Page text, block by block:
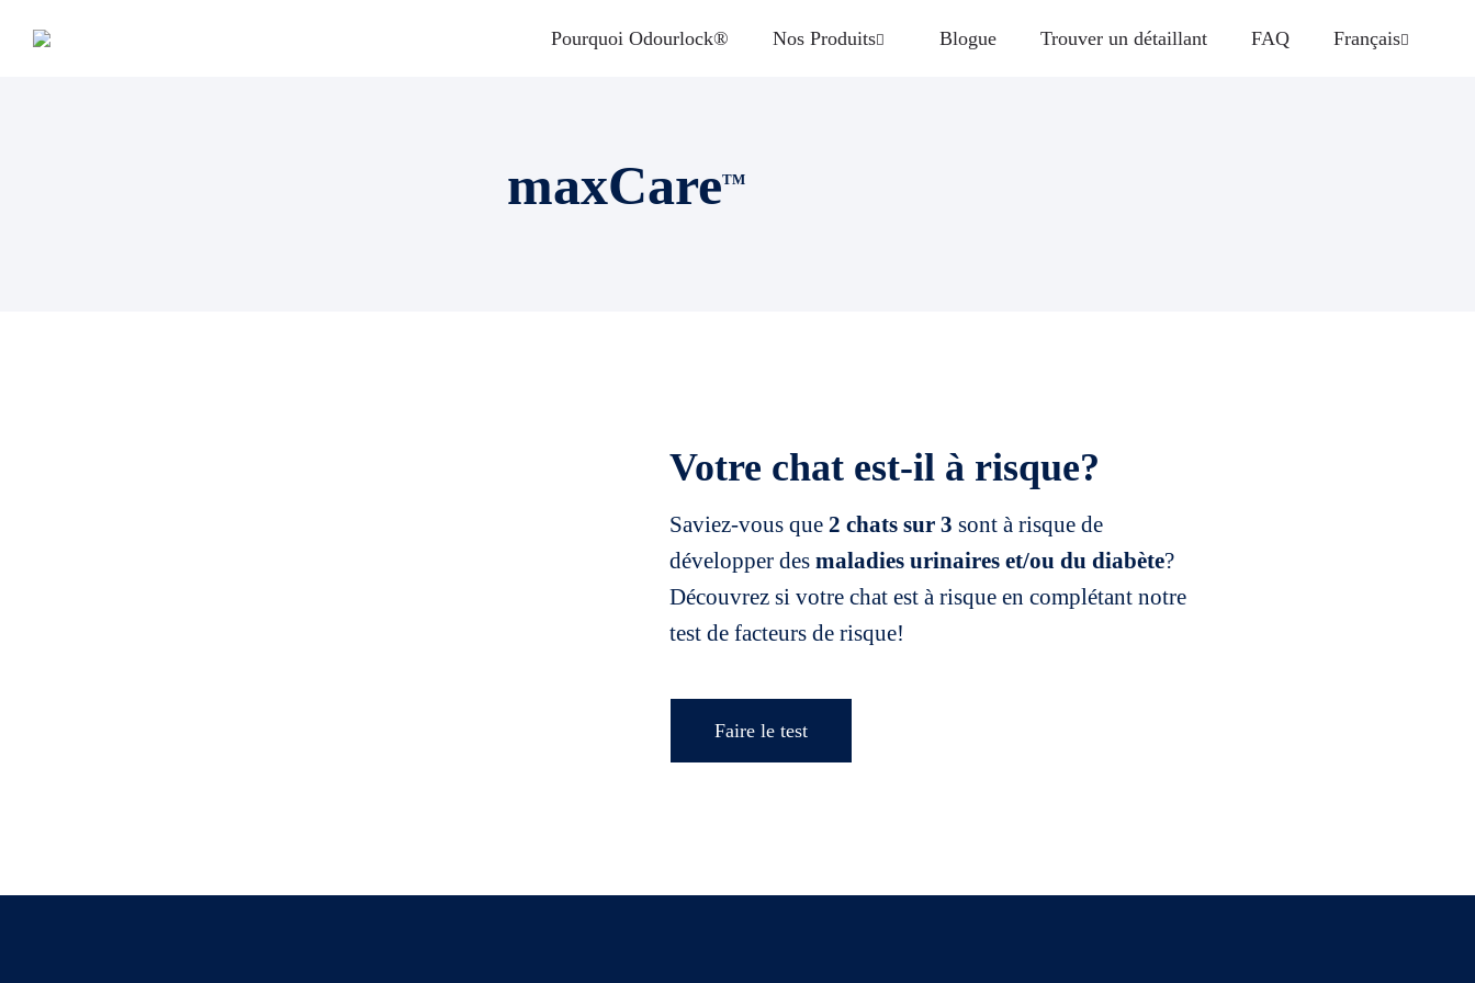
Pourquoi Odourlock® Nos Produits Blogue Trouver un détaillant FAQ Français
maxCareTM
Votre chat est-il à risque?
Saviez-vous que 2 chats sur 3 sont à risque de
développer des maladies urinaires et/ou du diabète?
Découvrez si votre chat est à risque en complétant notre
test de facteurs de risque!
Faire le test